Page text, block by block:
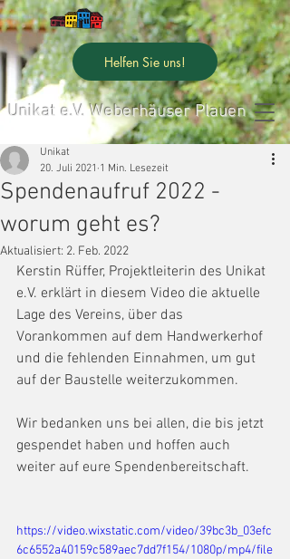
Unikat e.V. Weberhäuser Plauen
Helfen Sie uns!
Spendenaufruf 2022 -
worum geht es?
Unikat
20. Juli 2021 1 Min. Lesezeit
Aktualisiert: 2. Feb. 2022
Kerstin Rüffer, Projektleiterin des Unikat
e.V. erklärt in diesem Video die aktuelle
Lage des Vereins, über das
Vorankommen auf dem Handwerkerhof
und die fehlenden Einnahmen, um gut
auf der Baustelle weiterzukommen.
Wir bedanken uns bei allen, die bis jetzt
gespendet haben und hoffen auch
weiter auf eure Spendenbereitschaft.
https://video.wixstatic.com/video/39bc3b_03efc
6c6552a40159c589aec7dd7f154/1080p/mp4/file